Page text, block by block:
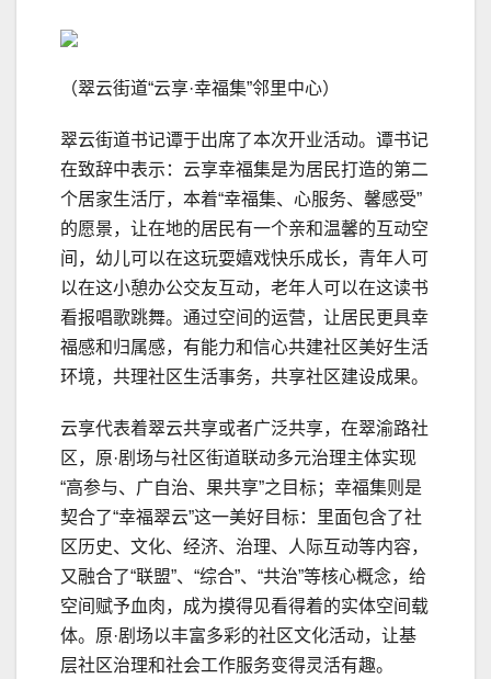
（翠云街道“云享·幸福集”邻里中心）
翠云街道书记谭于出席了本次开业活动。谭书记
在致辞中表示：云享幸福集是为居民打造的第二
个居家生活厅，本着“幸福集、心服务、馨感受”
的愿景，让在地的居民有一个亲和温馨的互动空
间，幼儿可以在这玩耍嬉戏快乐成长，青年人可
以在这小憩办公交友互动，老年人可以在这读书
看报唱歌跳舞。通过空间的运营，让居民更具幸
福感和归属感，有能力和信心共建社区美好生活
环境，共理社区生活事务，共享社区建设成果。
云享代表着翠云共享或者广泛共享，在翠渝路社
区，原·剧场与社区街道联动多元治理主体实现
“高参与、广自治、果共享”之目标；幸福集则是
契合了“幸福翠云”这一美好目标：里面包含了社
区历史、文化、经济、治理、人际互动等内容，
又融合了“联盟”、“综合”、“共治”等核心概念，给
空间赋予血肉，成为摸得见看得着的实体空间载
体。原·剧场以丰富多彩的社区文化活动，让基
层社区治理和社会工作服务变得灵活有趣。